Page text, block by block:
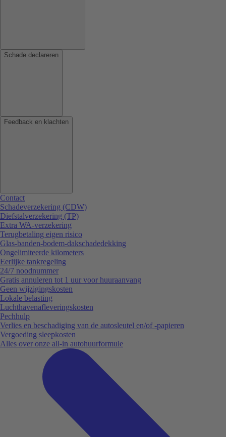
Schade declareren
Feedback en klachten
Contact
Schadeverzekering (CDW)
Diefstalverzekering (TP)
Extra WA-verzekering
Terugbetaling eigen risico
Glas-banden-bodem-dakschadedekking
Ongelimiteerde kilometers
Eerlijke tankregeling
24/7 noodnummer
Gratis annuleren tot 1 uur voor huuraanvang
Geen wijzigingskosten
Lokale belasting
Luchthavenafleveringskosten
Pechhulp
Verlies en beschadiging van de autosleutel en/of -papieren
Vergoeding sleepkosten
Alles over onze all-in autohuurformule